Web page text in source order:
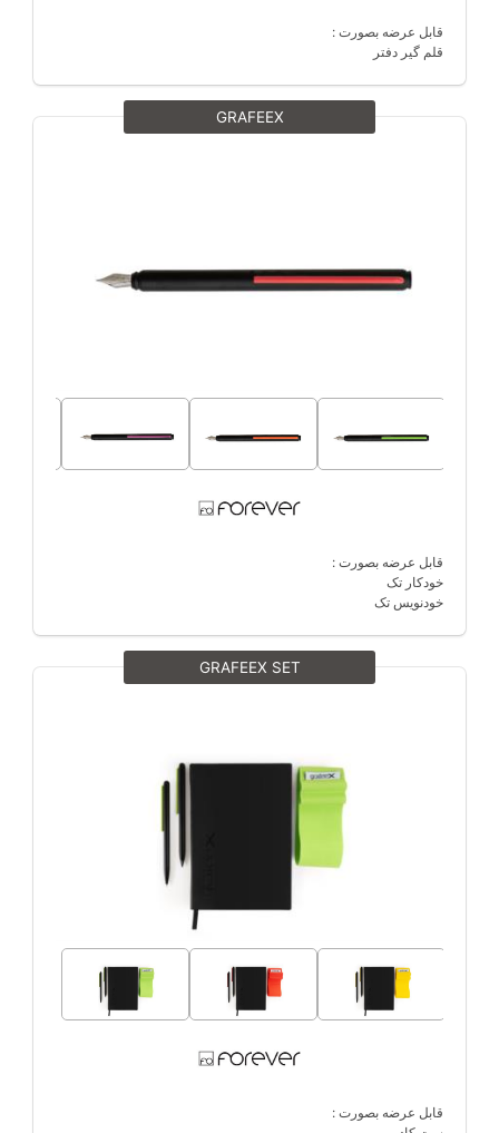
قابل عرضه بصورت :
قلم گیر دفتر
GRAFEEX
قابل عرضه بصورت :
خودکار تک
خودنویس تک
GRAFEEX SET
قابل عرضه بصورت :